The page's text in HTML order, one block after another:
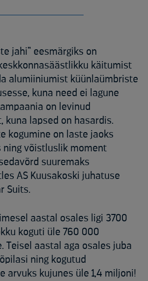
jahi“ eesmärgiks on
käitumist
alumiiniumist küünlaümbriste
kuna need ei lagune
on levinud
kuna lapsed on hasardis.
kogumine on laste jaoks
ning võistluslik moment
suuremaks
AS Kuusakoski juhatuse
Suits.
aastal osales ligi 3700
koguti üle 760 000
Teisel aastal aga osales juba
ning kogutud
arvuks kujunes üle 1,4 miljoni!